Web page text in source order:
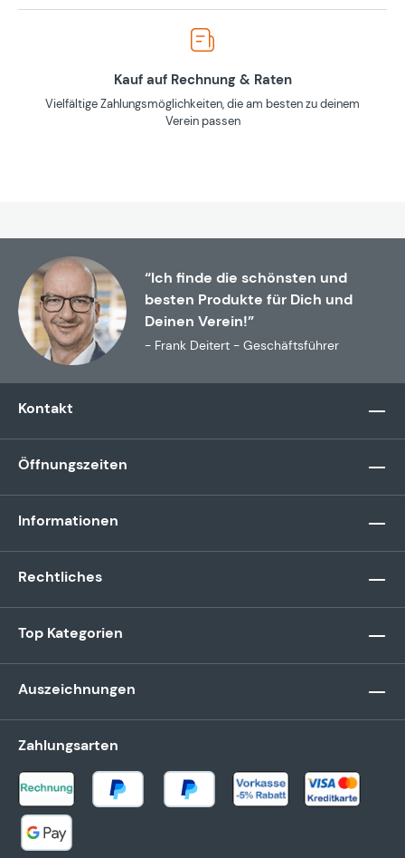
Kauf auf Rechnung & Raten
Vielfältige Zahlungsmöglichkeiten, die am besten zu deinem
Verein passen
“Ich finde die schönsten und
besten Produkte für Dich und
Deinen Verein!”
- Frank Deitert - Geschäftsführer
Kontakt
Öffnungszeiten
Informationen
Rechtliches
Top Kategorien
Auszeichnungen
Zahlungsarten